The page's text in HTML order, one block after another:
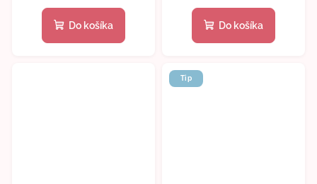
Do košíka Do košíka
Tip